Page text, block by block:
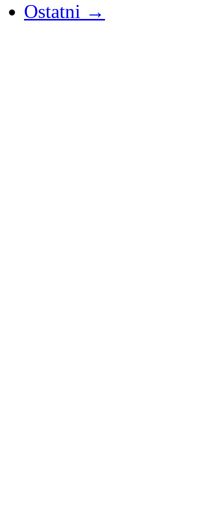
Ostatni →